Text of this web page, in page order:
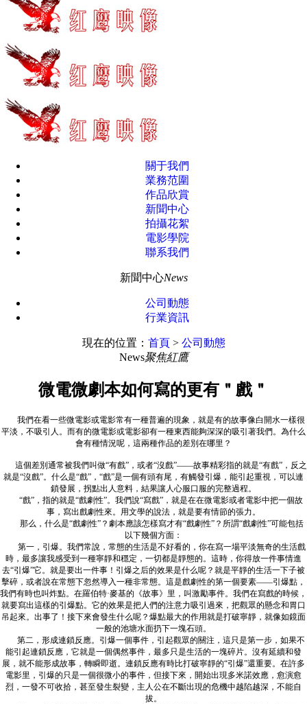
關于我們
業務范圍
作品欣賞
新聞中心
拍攝花絮
電影學院
聯系我們
新聞中心News
公司動態
行業資訊
現在的位置： 首頁> 公司動態
News聚焦紅鷹
微電微劇本如何寫的更有＂戲＂
我們在看一些微電影或電影常有一種普遍的現象，就是有的故事像白開水一樣很
平淡，不吸引人。而有的微電影或電影卻有一種東西能夠深深的吸引著我們。為什么
會有種情況呢，這兩種作品的差別在哪里？
這個差別通常被我們叫做“有戲”，或者“沒戲”——故事精彩指的就是“有戲”，反之
就是“沒戲”。什么是“戲”，“戲”是一個有頭有尾，有觸發引爆，能引起重視，可以連
鎖發展，拐點出人意料，結果讓人心服口服的完整過程。
“戲”，指的就是“戲劇性”。我們說“寫戲”，就是在在微電影或者電影中把一個故
事，寫出戲劇性來。用文學的說法，就是要有情節的張力。
那么，什么是“戲劇性”？劇本應該怎樣寫才有“戲劇性”？所謂“戲劇性”可能包括
以下幾個方面：
第一，引爆。我們常說，常態的生活是不好看的，你在寫一場平淡無奇的生活戲
時，最多讓我感受到一種寧靜和穩定，一切都是靜態的。這時，你得放一件事情進
去“引爆”它。就是要出一件事！引爆之后的效果是什么呢？就是平靜的生活一下子被
擊碎，或者說在常態下忽然導入一種非常態。這是戲劇性的第一個要素——引爆點，
我們有時也叫炸點。在羅伯特·麥基的《故事》里，叫激勵事件。我們在寫戲的時候，
就要寫出這樣的引爆點。它的效果是把人們的注意力吸引過來，把觀眾的懸念和胃口
吊起來。出事了！接下來會發生什么呢？爆點最大的作用就是打破寧靜，就像如鏡面
一般的池塘水面扔下一塊石頭。
第二，形成連鎖反應。引爆一個事件，引起觀眾的關注，這只是第一步，如果不
能引起連鎖反應，它就是一個偶然事件，最多只是生活的一塊碎片。沒有延續和發
展，就不能形成故事，轉瞬即逝。連鎖反應有時比打破寧靜的“引爆”還重要。在許多
電影里，引爆的只是一個很微小的事件，但接下來，開始出現多米諾效應，愈演愈
烈，一發不可收拾，甚至發生裂變，主人公在不斷出現的危機中越陷越深，不能自
拔。